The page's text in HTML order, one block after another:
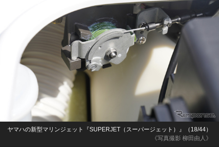
《写真撮影 柳田由人》
ヤマハの新型マリンジェット『SUPERJET（スーパージェット）』（18/44）